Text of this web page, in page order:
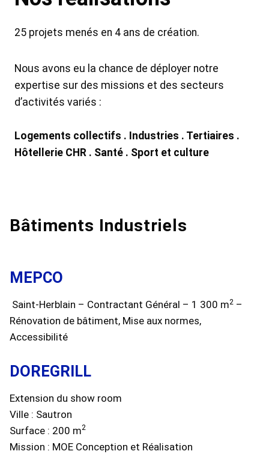
25 projets menés en 4 ans de création.
Nous avons eu la chance de déployer notre
expertise sur des missions et des secteurs
d’activités variés :
Logements collectifs . Industries . Tertiaires .
Hôtellerie CHR . Santé . Sport et culture
Bâtiments Industriels
MEPCO
Saint-Herblain – Contractant Général – 1 300 m2 –
Rénovation de bâtiment, Mise aux normes,
Accessibilité
DOREGRILL
Extension du show room
Ville : Sautron
Surface : 200 m2
Mission : MOE Conception et Réalisation